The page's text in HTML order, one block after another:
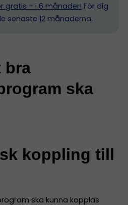
gratis – i 6 månader! För dig
senaste 12 månaderna.
bra
ska
koppling till
ska kunna kopplas